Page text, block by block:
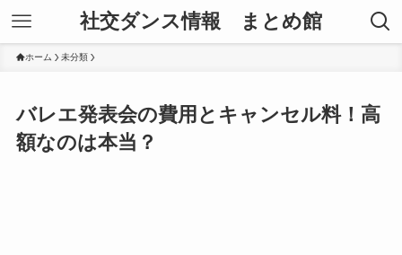
社交ダンス情報 まとめ館
ホーム 未分類
バレエ発表会の費用とキャンセル料！高
額なのは本当？